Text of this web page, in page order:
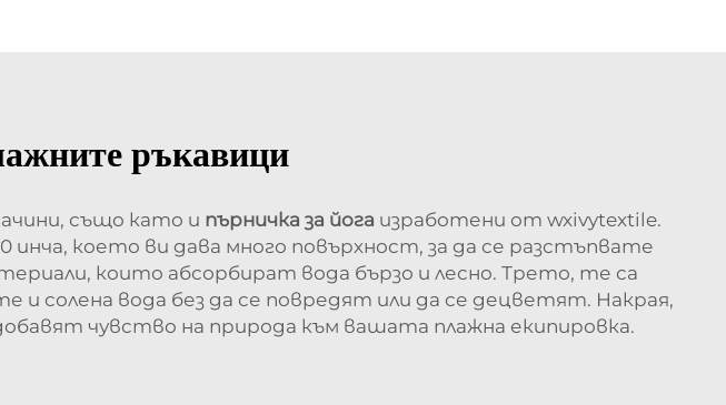
ръкавици
също като и пърничка за йога изработени от wxivytextile.
инча, което ви дава много повърхност, за да се разстъпвате
които абсорбират вода бързо и лесно. Трето, те са
солена вода без да се повредят или да се децветят. Накрая,
чувство на природа към вашата плажна екипировка.